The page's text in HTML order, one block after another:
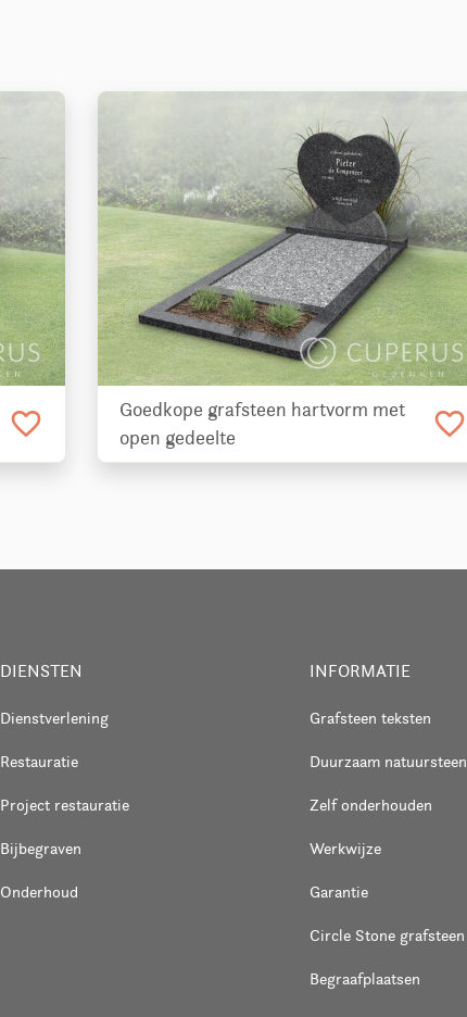
favorite_border
Goedkope grafsteen hartvorm met
open gedeelte
favorite_border
DIENSTEN
Dienstverlening
Restauratie
Project restauratie
Bijbegraven
Onderhoud
INFORMATIE
Grafsteen teksten
Duurzaam natuursteen
Zelf onderhouden
Werkwijze
Garantie
Circle Stone grafsteen
Begraafplaatsen